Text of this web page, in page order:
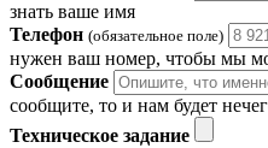
знать ваше имя
Телефон (обязательное поле)
нужен ваш номер, чтобы мы
Сообщение
сообщите, то и нам будет
Техническое задание